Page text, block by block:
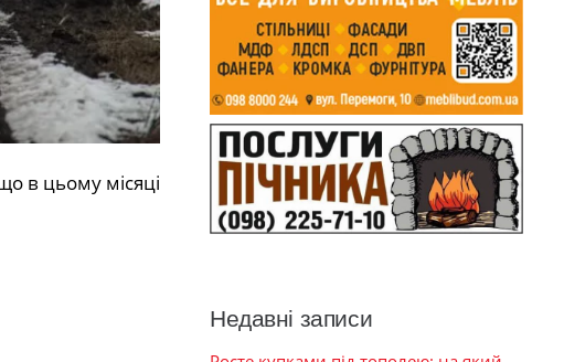
в цьому місяці
Недавні записи